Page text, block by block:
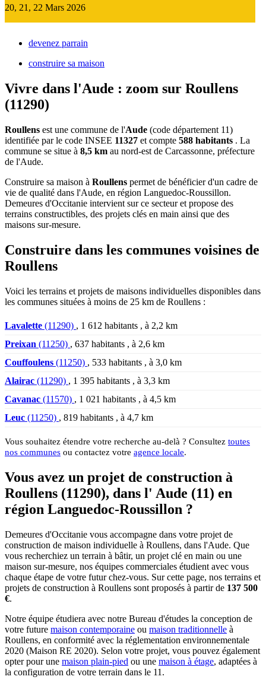
20, 21, 22 Mars 2026
devenez parrain
construire sa maison
Vivre dans l'Aude : zoom sur Roullens
(11290)
Roullens est une commune de l'Aude (code département 11)
identifiée par le code INSEE 11327 et compte 588 habitants . La
commune se situe à 8,5 km au nord-est de Carcassonne, préfecture
de l'Aude.
Construire sa maison à Roullens permet de bénéficier d'un cadre de
vie de qualité dans l'Aude, en région Languedoc-Roussillon.
Demeures d'Occitanie intervient sur ce secteur et propose des
terrains constructibles, des projets clés en main ainsi que des
maisons sur-mesure.
Construire dans les communes voisines de
Roullens
Voici les terrains et projets de maisons individuelles disponibles dans
les communes situées à moins de 25 km de Roullens :
Lavalette (11290) , 1 612 habitants , à 2,2 km
Preixan (11250) , 637 habitants , à 2,6 km
Couffoulens (11250) , 533 habitants , à 3,0 km
Alairac (11290) , 1 395 habitants , à 3,3 km
Cavanac (11570) , 1 021 habitants , à 4,5 km
Leuc (11250) , 819 habitants , à 4,7 km
Vous souhaitez étendre votre recherche au-delà ? Consultez toutes
nos communes ou contactez votre agence locale.
Vous avez un projet de construction à
Roullens (11290), dans l' Aude (11) en
région Languedoc-Roussillon ?
Demeures d'Occitanie vous accompagne dans votre projet de
construction de maison individuelle à Roullens, dans l'Aude. Que
vous recherchiez un terrain à bâtir, un projet clé en main ou une
maison sur-mesure, nos équipes commerciales étudient avec vous
chaque étape de votre futur chez-vous. Sur cette page, nos terrains et
projets de construction à Roullens sont proposés à partir de 137 500
€.
Notre équipe étudiera avec notre Bureau d'études la conception de
votre future maison contemporaine ou maison traditionnelle à
Roullens, en conformité avec la réglementation environnementale
2020 (Maison RE 2020). Selon votre projet, vous pouvez également
opter pour une maison plain-pied ou une maison à étage, adaptées à
la configuration de votre terrain dans le 11.